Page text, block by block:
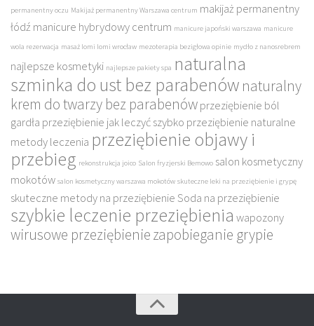
permanentny oczu Makijaż permanentny Warszawa centrum makijaż permanentny
łódź manicure hybrydowy centrum manicure japoński warszawa manicure
wola rezerwacja masaż lomi lomi wrocław mezoterapia bezigłowa opinie mydło z nanosrebrem
najlepsze kosmetyki najlepsze pakiety spa naturalna
szminka do ust bez parabenów naturalny
krem do twarzy bez parabenówprzeziębienie ból
gardła przeziębienie jak leczyć szybko przeziębienie naturalne
metody leczenia przeziębienie objawy i
przebieg rekonstrukcja joico Salon fryzjerski Bemowo salon kosmetyczny
mokotów salon kosmetyczny warszawa mokotów skuteczne leki na przeziębienie i grypę
skuteczne metody na przeziębienieSoda na przeziębienie
szybkie leczenie przeziębienia wapozony
wirusowe przeziębieniezapobieganie grypie